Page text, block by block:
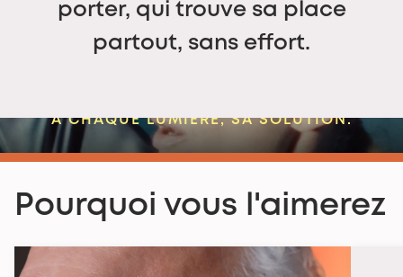
porter, qui trouve sa place
partout, sans effort.
À CHAQUE LUMIÈRE, SA SOLUTION.
Pourquoi vous l'aimerez